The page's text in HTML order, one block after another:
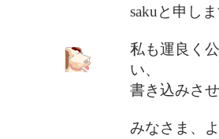
sakuと申し
私も運良く
い、
書き込みさ
みなさま、